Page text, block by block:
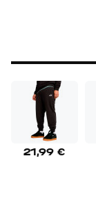
21,99 €